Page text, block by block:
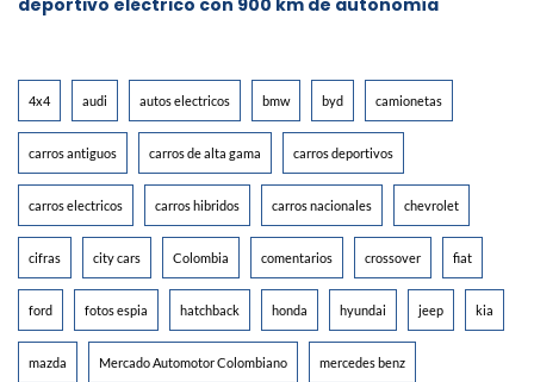
deportivo eléctrico con 900 km de autonomía
4x4 audi autos electricos bmw byd camionetas
carros antiguos carros de alta gama carros deportivos
carros electricos carros hibridos carros nacionales chevrolet
cifras city cars Colombia comentarios crossover fiat
ford fotos espia hatchback honda hyundai jeep kia
mazda Mercado Automotor Colombiano mercedes benz